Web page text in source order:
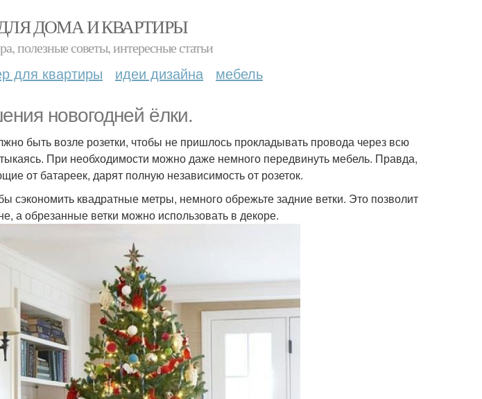
ДОМА И КВАРТИРЫ
полезные советы, интересные статьи
для квартиры идеи дизайна мебель
новогодней ёлки.
быть возле розетки, чтобы не пришлось прокладывать провода через всю
При необходимости можно даже немного передвинуть мебель. Правда,
от батареек, дарят полную независимость от розеток.
сэкономить квадратные метры, немного обрежьте задние ветки. Это позволит
а обрезанные ветки можно использовать в декоре.